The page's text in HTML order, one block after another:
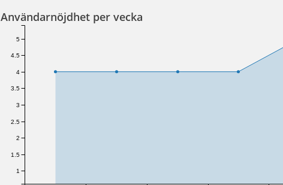
Användarnöjdhet per vecka
1
1.5
2
2.5
3
3.5
4
4.5
5